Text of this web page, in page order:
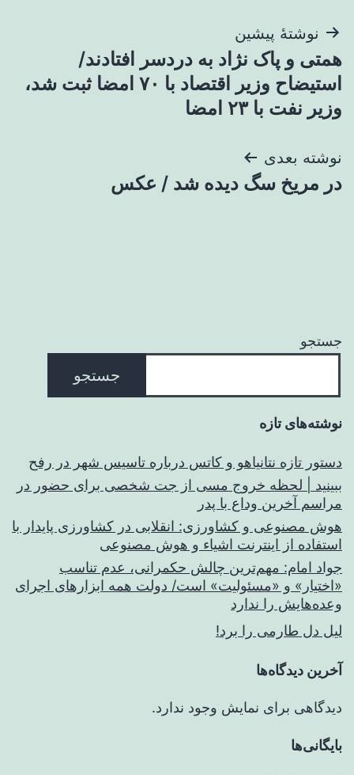
راهبری
نوشته
نوشتهٔ پیشین
همتی و پاک نژاد به دردسر افتادند/
استیضاح وزیر اقتصاد با ۷۰ امضا ثبت شد،
وزیر نفت با ۲۳ امضا
نوشته بعدی
در مریخ سگ دیده شد / عکس
جستجو
جستجو
نوشته‌های تازه
دستور تازه نتانیاهو و کاتس درباره تاسیس شهر در رفح
ببینید | لحظه خروج مسی از جت شخصی برای حضور در
مراسم آخرین وداع با پدر
هوش مصنوعی و کشاورزی: انقلابی در کشاورزی پایدار با
استفاده از اینترنت اشیاء و هوش مصنوعی
جواد امام: مهم‌ترین چالش حکمرانی، عدم تناسب
«اختیار» و «مسئولیت» است/ دولت همه ابزارهای اجرای
وعده‌هایش را ندارد
لیل دل طارمی را برد!
آخرین دیدگاه‌ها
دیدگاهی برای نمایش وجود ندارد.
بایگانی‌ها